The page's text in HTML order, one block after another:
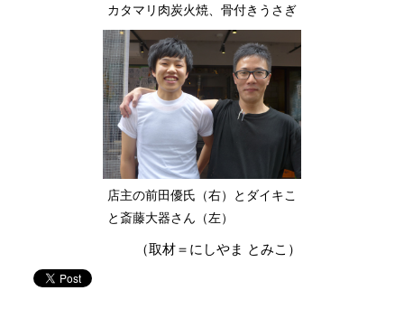
カタマリ肉炭火焼、骨付きうさぎ
店主の前田優氏（右）とダイキこ
と斎藤大器さん（左）
（取材＝にしやま とみこ）